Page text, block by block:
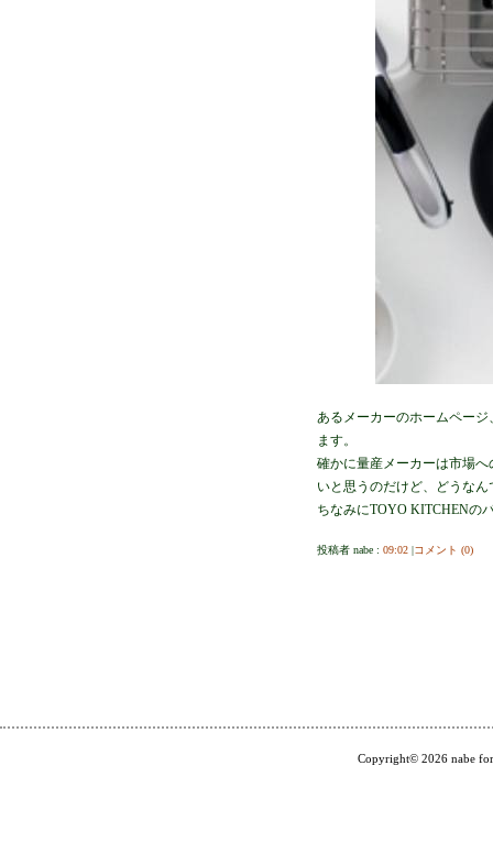
あるメーカーのホームペー
ます。
確かに量産メーカーは市場
いと思うのだけど、どうなん
ちなみにTOYO KITCHENの
投稿者 nabe : 09:02 コメント (0)
Copyright© 2026 nabe